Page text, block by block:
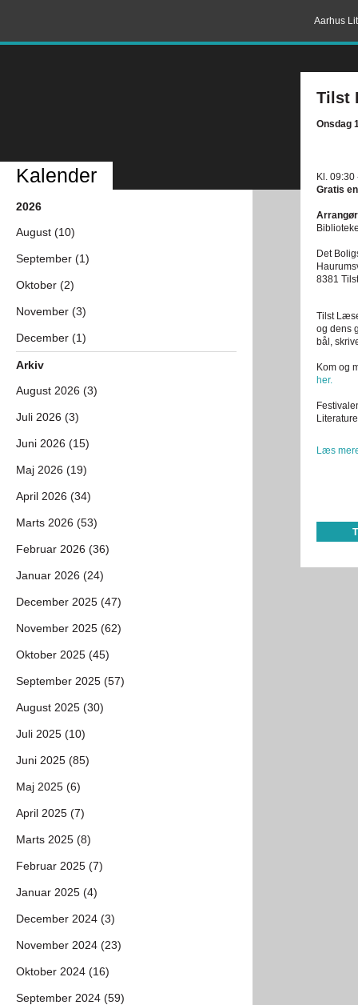
Aarhus
Tilst
Onsdag
Kl. 09:30
Gratis
Det
8381 Tilst
Tilst
og dens
bål,
Kom og
her.
Læs
Kalender
2026
August (10)
September (1)
Oktober (2)
November (3)
December (1)
Arkiv
August 2026 (3)
Juli 2026 (3)
Juni 2026 (15)
Maj 2026 (19)
April 2026 (34)
Marts 2026 (53)
Februar 2026 (36)
Januar 2026 (24)
December 2025 (47)
November 2025 (62)
Oktober 2025 (45)
September 2025 (57)
August 2025 (30)
Juli 2025 (10)
Juni 2025 (85)
Maj 2025 (6)
April 2025 (7)
Marts 2025 (8)
Februar 2025 (7)
Januar 2025 (4)
December 2024 (3)
November 2024 (23)
Oktober 2024 (16)
September 2024 (59)